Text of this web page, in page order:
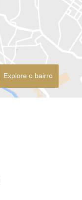
Explore o bairro